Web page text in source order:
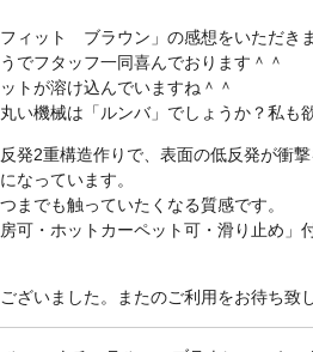
ィット ブラウン」の感想をいただきま
でフタッフ一同喜んでおります＾＾
トが溶け込んでいますね＾＾
い機械は「ルンバ」でしょうか？私も
発2重構造作りで、表面の低反発が衝
なっています。
までも触っていたくなる質感です。
可・ホットカーペット可・滑り止め
ざいました。またのご利用をお待ち致